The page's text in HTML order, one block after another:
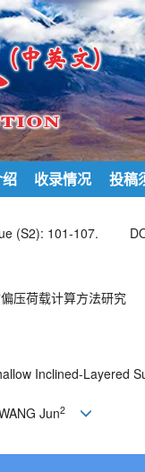
收录情况 投稿
(S2): 101-107.
压荷载计算方法研究
Inclined-Layered
Jun2